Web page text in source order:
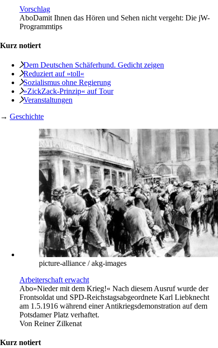
Vorschlag
AboDamit Ihnen das Hören und Sehen nicht vergeht: Die jW-
Programmtips
Kurz notiert
Dem Deutschen Schäferhund. Gedicht zeigen
Reduziert auf »toll«
Sozialismus ohne Regierung
»ZickZack-Prinzip« auf Tour
Veranstaltungen
→ Geschichte
picture-alliance / akg-images
Arbeiterschaft erwacht
Abo»Nieder mit dem Krieg!« Nach diesem Ausruf wurde der
Frontsoldat und SPD-Reichstagsabgeordnete Karl Liebknecht
am 1.5.1916 während einer Antikriegsdemonstration auf dem
Potsdamer Platz verhaftet.
Von Reiner Zilkenat
Kurz notiert